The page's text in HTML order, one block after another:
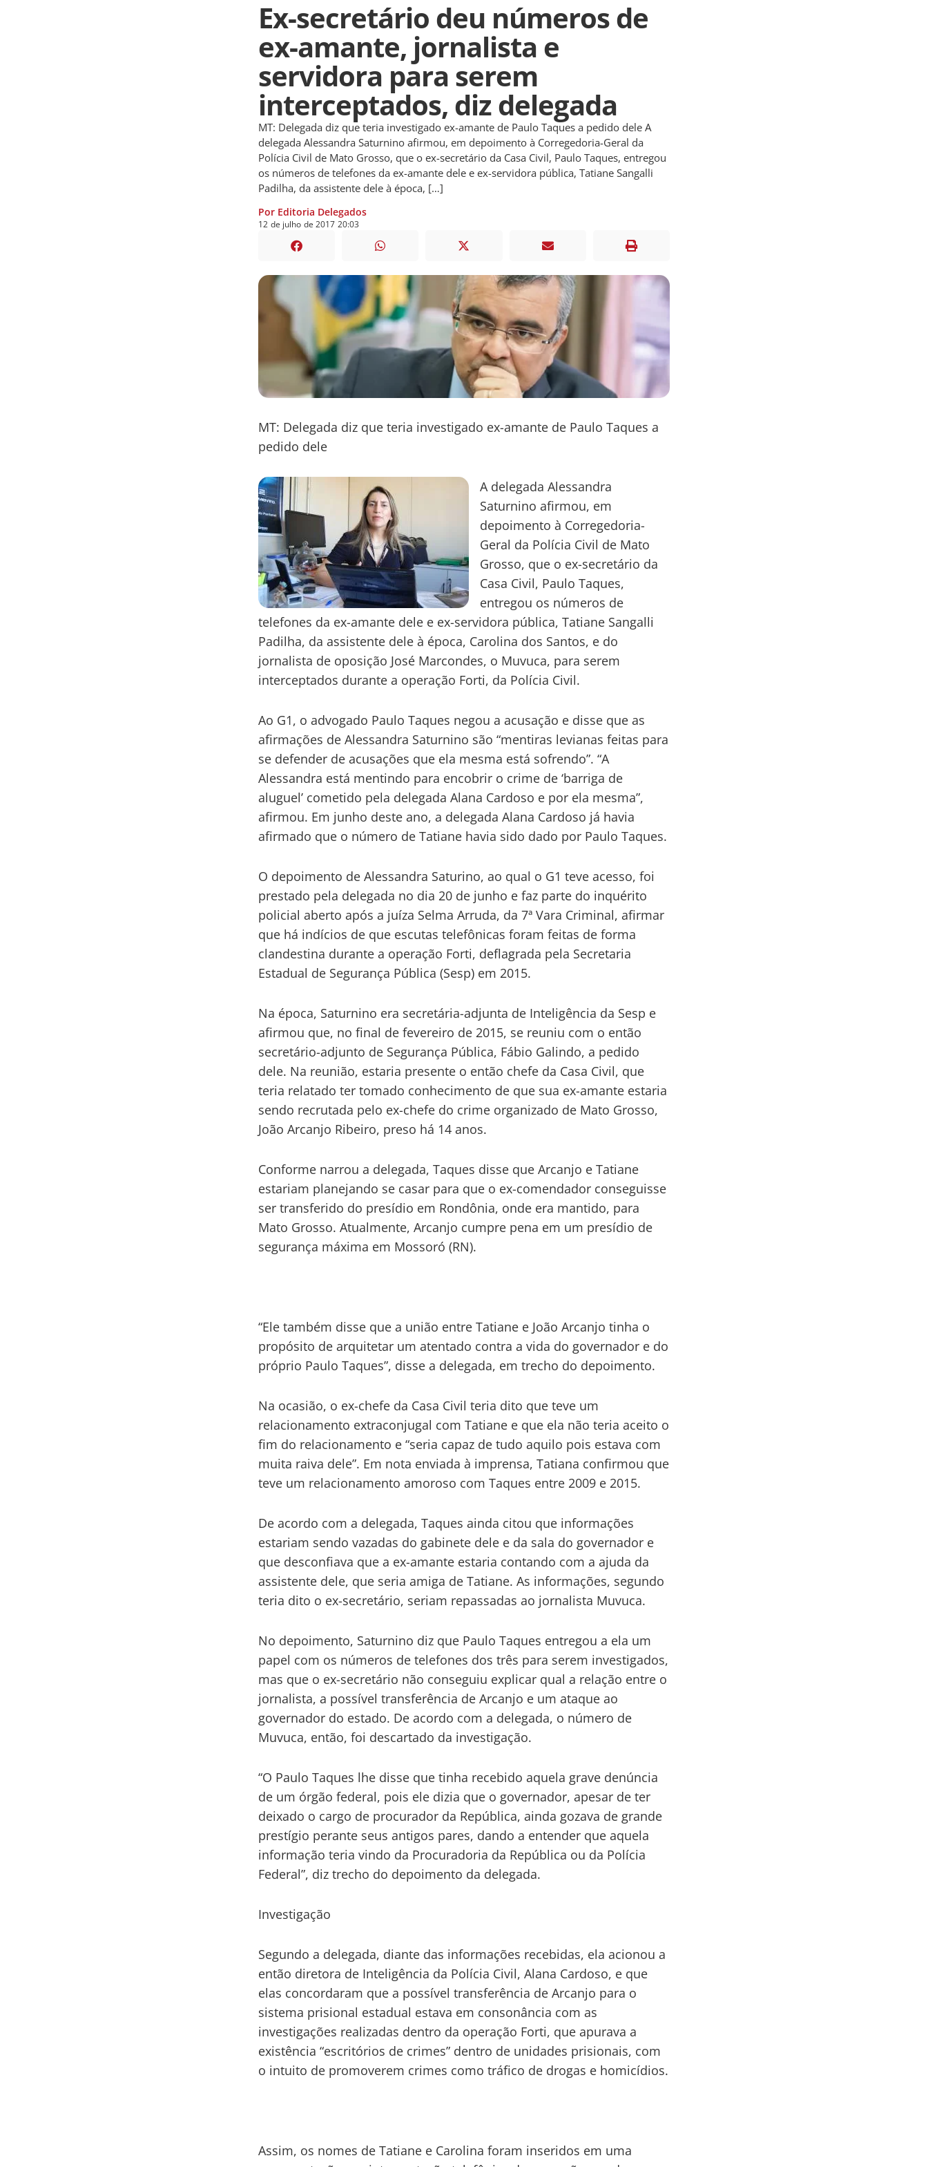
Ex-secretário deu números de
ex-amante, jornalista e
servidora para serem
interceptados, diz delegada
MT: Delegada diz que teria investigado ex-amante de Paulo Taques a pedido dele A
delegada Alessandra Saturnino afirmou, em depoimento à Corregedoria-Geral da
Polícia Civil de Mato Grosso, que o ex-secretário da Casa Civil, Paulo Taques, entregou
os números de telefones da ex-amante dele e ex-servidora pública, Tatiane Sangalli
Padilha, da assistente dele à época, […]
Por Editoria Delegados
12 de julho de2017 20:03
MT: Delegada diz que teria investigado ex-amante de Paulo Taques a
pedido dele
A delegada Alessandra
Saturnino afirmou, em
depoimento à Corregedoria-
Geral da Polícia Civil de Mato
Grosso, que o ex-secretário da
Casa Civil, Paulo Taques,
entregou os números de
telefones da ex-amante dele e ex-servidora pública, Tatiane Sangalli
Padilha, da assistente dele à época, Carolina dos Santos, e do
jornalista de oposição José Marcondes, o Muvuca, para serem
interceptados durante a operação Forti, da Polícia Civil.
Ao G1, o advogado Paulo Taques negou a acusação e disse que as
afirmações de Alessandra Saturnino são “mentiras levianas feitas para
se defender de acusações que ela mesma está sofrendo”. “A
Alessandra está mentindo para encobrir o crime de ‘barriga de
aluguel’ cometido pela delegada Alana Cardoso e por ela mesma”,
afirmou. Em junho deste ano, a delegada Alana Cardoso já havia
afirmado que o número de Tatiane havia sido dado por Paulo Taques.
O depoimento de Alessandra Saturino, ao qual o G1 teve acesso, foi
prestado pela delegada no dia 20 de junho e faz parte do inquérito
policial aberto após a juíza Selma Arruda, da 7ª Vara Criminal, afirmar
que há indícios de que escutas telefônicas foram feitas de forma
clandestina durante a operação Forti, deflagrada pela Secretaria
Estadual de Segurança Pública (Sesp) em 2015.
Na época, Saturnino era secretária-adjunta de Inteligência da Sesp e
afirmou que, no final de fevereiro de 2015, se reuniu com o então
secretário-adjunto de Segurança Pública, Fábio Galindo, a pedido
dele. Na reunião, estaria presente o então chefe da Casa Civil, que
teria relatado ter tomado conhecimento de que sua ex-amante estaria
sendo recrutada pelo ex-chefe do crime organizado de Mato Grosso,
João Arcanjo Ribeiro, preso há 14 anos.
Conforme narrou a delegada, Taques disse que Arcanjo e Tatiane
estariam planejando se casar para que o ex-comendador conseguisse
ser transferido do presídio em Rondônia, onde era mantido, para
Mato Grosso. Atualmente, Arcanjo cumpre pena em um presídio de
segurança máxima em Mossoró (RN).
“Ele também disse que a união entre Tatiane e João Arcanjo tinha o
propósito de arquitetar um atentado contra a vida do governador e do
próprio Paulo Taques”, disse a delegada, em trecho do depoimento.
Na ocasião, o ex-chefe da Casa Civil teria dito que teve um
relacionamento extraconjugal com Tatiane e que ela não teria aceito o
fim do relacionamento e “seria capaz de tudo aquilo pois estava com
muita raiva dele”. Em nota enviada à imprensa, Tatiana confirmou que
teve um relacionamento amoroso com Taques entre 2009 e 2015.
De acordo com a delegada, Taques ainda citou que informações
estariam sendo vazadas do gabinete dele e da sala do governador e
que desconfiava que a ex-amante estaria contando com a ajuda da
assistente dele, que seria amiga de Tatiane. As informações, segundo
teria dito o ex-secretário, seriam repassadas ao jornalista Muvuca.
No depoimento, Saturnino diz que Paulo Taques entregou a ela um
papel com os números de telefones dos três para serem investigados,
mas que o ex-secretário não conseguiu explicar qual a relação entre o
jornalista, a possível transferência de Arcanjo e um ataque ao
governador do estado. De acordo com a delegada, o número de
Muvuca, então, foi descartado da investigação.
“O Paulo Taques lhe disse que tinha recebido aquela grave denúncia
de um órgão federal, pois ele dizia que o governador, apesar de ter
deixado o cargo de procurador da República, ainda gozava de grande
prestígio perante seus antigos pares, dando a entender que aquela
informação teria vindo da Procuradoria da República ou da Polícia
Federal”, diz trecho do depoimento da delegada.
Investigação
Segundo a delegada, diante das informações recebidas, ela acionou a
então diretora de Inteligência da Polícia Civil, Alana Cardoso, e que
elas concordaram que a possível transferência de Arcanjo para o
sistema prisional estadual estava em consonância com as
investigações realizadas dentro da operação Forti, que apurava a
existência “escritórios de crimes” dentro de unidades prisionais, com
o intuito de promoverem crimes como tráfico de drogas e homicídios.
Assim, os nomes de Tatiane e Carolina foram inseridos em uma